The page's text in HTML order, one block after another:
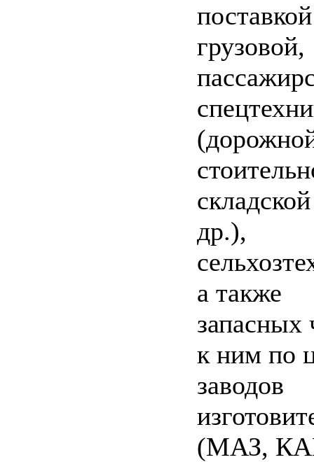
поставкой
грузовой,
др.),
а также
запасных
к ним по
заводов
(МАЗ,